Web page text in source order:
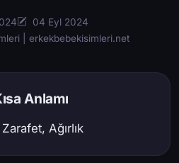
04 Eyl 2024
| erkekbebekisimleri.net
Anlamı
Zarafet, Ağırlık